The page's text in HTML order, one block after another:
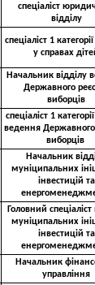
спеціаліст
відділу
спеціаліст 1
у справах
Начальник відділу
Державного
виборців
спеціаліст 1
ведення Державного
виборців
Начальник
муніципальних
інвестицій та
Головний спеціаліст
муніципальних
інвестицій та
Начальник
управління